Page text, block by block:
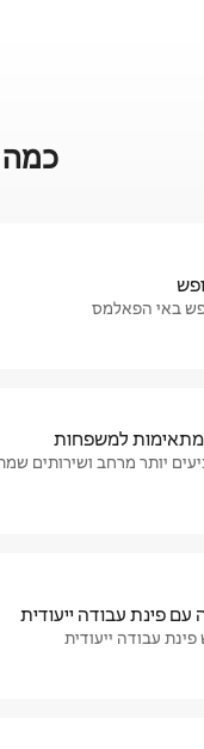
כמה
למשפחות
מציעים יותר מרחב ושירותים
פינת עבודה ייעודית